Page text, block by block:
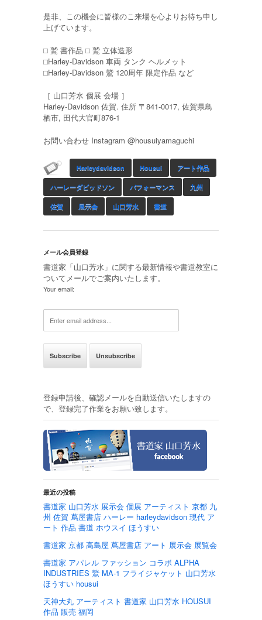
是非、この機会に皆様のこ来場を心よりお待ち申し
上げています。
⬜︎ 鷲 書作品 ⬜︎ 鷲 立体造形
⬜︎Harley-Davidson 車両 タンク ヘルメット
⬜︎Harley-Davidson 鷲 120周年 限定作品 など
［ 山口芳水 個展 会場 ］
Harley-Davidson 佐賀. 住所 〒841-0017, 佐賀県鳥
栖市, 田代大官町876-1
お問い合わせ Instagram @housuiyamaguchi
Harleydavidson Housui アート作品
ハーレーダビッドソン パフォーマンス 九州
佐賀 展示会 山口芳水 書道
メール会員登録
書道家「山口芳水」に関する最新情報や書道教室に
ついてメールでご案内いたします。
Your email:
登録申請後、確認メールを自動送信いたしますの
で、登録完了作業をお願い致します。
最近の投稿
書道家 山口芳水 展示会 個展 アーティスト 京都 九
州 佐賀 蔦屋書店 ハーレー harleydavidson 現代 ア
ート 作品 書道 ホウスイ ほうすい
書道家 京都 高島屋 蔦屋書店 アート 展示会 展覧会
書道家 アパレル ファッション コラボ ALPHA
INDUSTRIES 鷲 MA-1 フライジャケット 山口芳水
ほうすい housui
天神大丸 アーティスト 書道家 山口芳水 HOUSUI
作品 販売 福岡